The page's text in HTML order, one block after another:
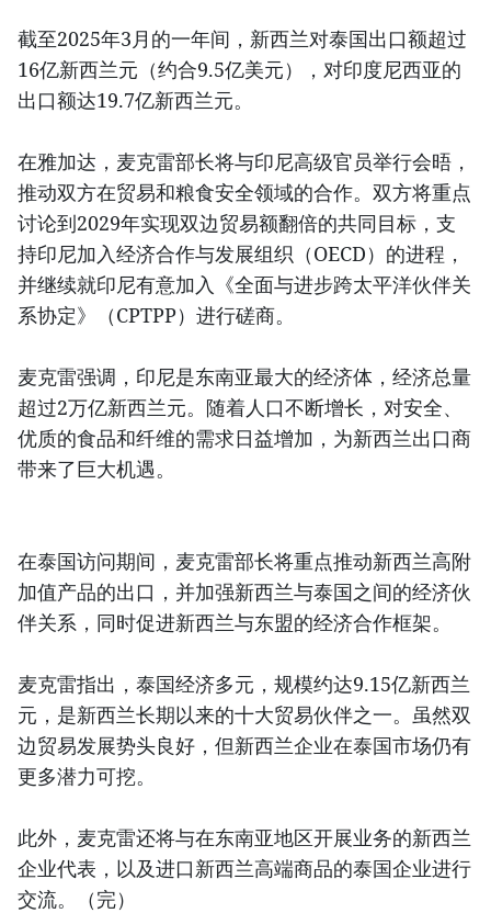
截至2025年3月的一年间，新西兰对泰国出口额超过
16亿新西兰元（约合9.5亿美元），对印度尼西亚的
出口额达19.7亿新西兰元。
在雅加达，麦克雷部长将与印尼高级官员举行会晤，
推动双方在贸易和粮食安全领域的合作。双方将重点
讨论到2029年实现双边贸易额翻倍的共同目标，支
持印尼加入经济合作与发展组织（OECD）的进程，
并继续就印尼有意加入《全面与进步跨太平洋伙伴关
系协定》（CPTPP）进行磋商。
麦克雷强调，印尼是东南亚最大的经济体，经济总量
超过2万亿新西兰元。随着人口不断增长，对安全、
优质的食品和纤维的需求日益增加，为新西兰出口商
带来了巨大机遇。
在泰国访问期间，麦克雷部长将重点推动新西兰高附
加值产品的出口，并加强新西兰与泰国之间的经济伙
伴关系，同时促进新西兰与东盟的经济合作框架。
麦克雷指出，泰国经济多元，规模约达9.15亿新西兰
元，是新西兰长期以来的十大贸易伙伴之一。虽然双
边贸易发展势头良好，但新西兰企业在泰国市场仍有
更多潜力可挖。
此外，麦克雷还将与在东南亚地区开展业务的新西兰
企业代表，以及进口新西兰高端商品的泰国企业进行
交流。（完）